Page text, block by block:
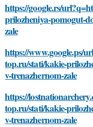
https://google.rs/
prilozheniya-pomogut-
zale
https://www.google.ps/
top.ru/stati/kakie-
v-trenazhernom-zale
https://
top.ru/stati/kakie-
v-trenazhernom-zale